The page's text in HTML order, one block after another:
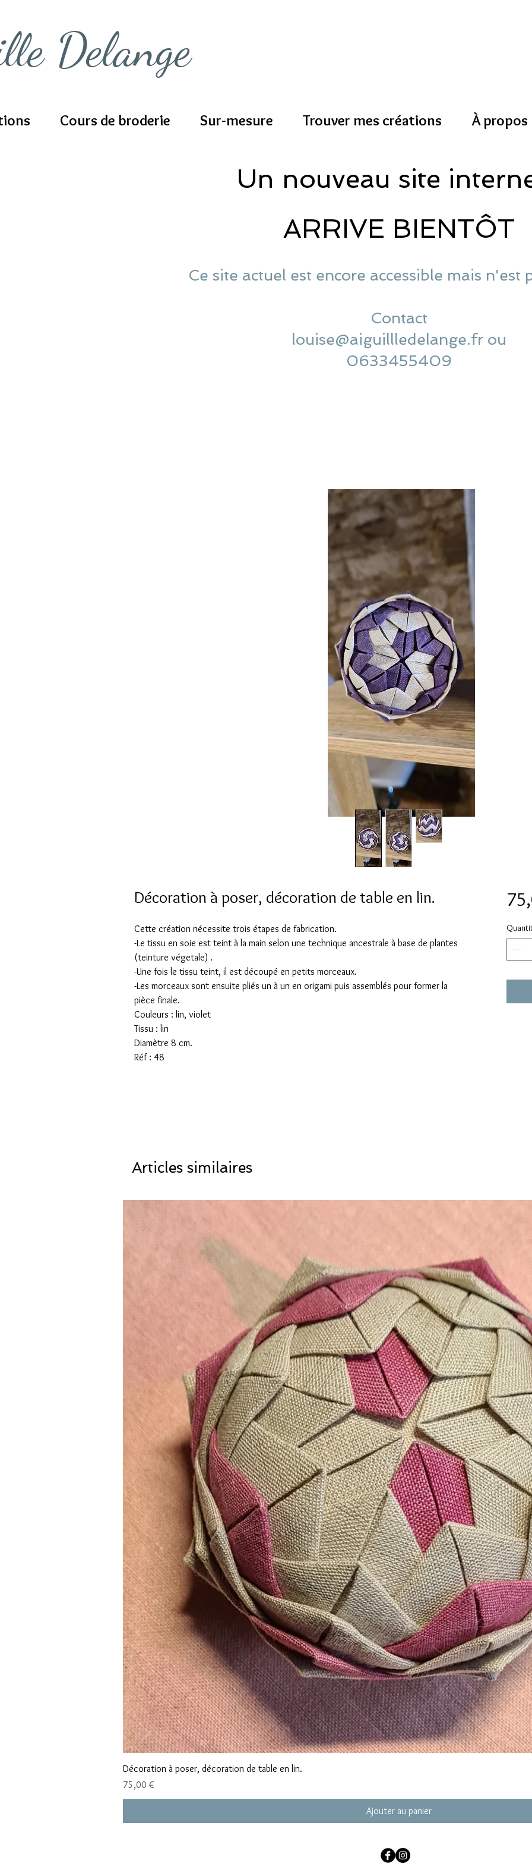
Delange
Cours de broderie Sur-mesure Trouver mes créations À propos
Un nouveau site
ARRIVE BIENTÔT
Ce site actuel est encore accessible mais n'est
Contact
louise@aiguillledelange.fr ou
0633455409
Décoration à poser, décoration de table en lin.
Cette création nécessite trois étapes de fabrication.
-Le tissu en soie est teint à la main selon une technique ancestrale à base de plantes
(teinture végetale) .
-Une fois le tissu teint, il est découpé en petits morceaux.
-Les morceaux sont ensuite pliés un à un en origami puis assemblés pour former la
pièce finale.
Couleurs : lin, violet
Tissu : lin
Diamètre 8 cm.
Réf : 48
Articles similaires
Décoration à poser, décoration de table en lin.
Prix
75,00 €
Ajouter au panier